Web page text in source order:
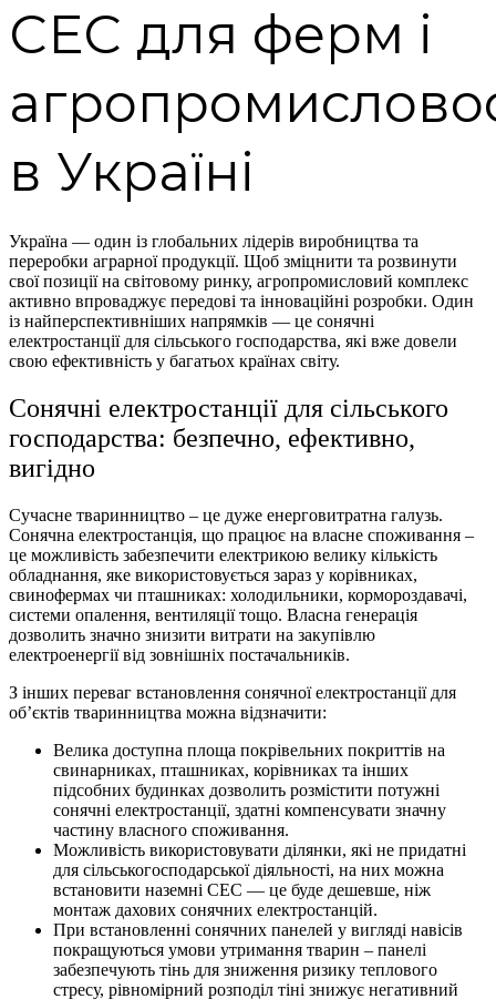
СЕС для ферм і
в Україні
Україна — один із глобальних лідерів виробництва та
переробки аграрної продукції. Щоб зміцнити та розвинути
свої позиції на світовому ринку, агропромисловий комплекс
активно впроваджує передові та інноваційні розробки. Один
із найперспективніших напрямків — це сонячні
електростанції для сільського господарства, які вже довели
свою ефективність у багатьох країнах світу.
Сонячні електростанції для сільського
господарства: безпечно, ефективно,
вигідно
Сучасне тваринництво – це дуже енерговитратна галузь.
Сонячна електростанція, що працює на власне споживання –
це можливість забезпечити електрикою велику кількість
обладнання, яке використовується зараз у корівниках,
свинофермах чи пташниках: холодильники, кормороздавачі,
системи опалення, вентиляції тощо. Власна генерація
дозволить значно знизити витрати на закупівлю
електроенергії від зовнішніх постачальників.
З інших переваг встановлення сонячної електростанції для
об’єктів тваринництва можна відзначити:
Велика доступна площа покрівельних покриттів на
свинарниках, пташниках, корівниках та інших
підсобних будинках дозволить розмістити потужні
сонячні електростанції, здатні компенсувати значну
частину власного споживання.
Можливість використовувати ділянки, які не придатні
для сільськогосподарської діяльності, на них можна
встановити наземні СЕС — це буде дешевше, ніж
монтаж дахових сонячних електростанцій.
При встановленні сонячних панелей у вигляді навісів
покращуються умови утримання тварин – панелі
забезпечують тінь для зниження ризику теплового
стресу, рівномірний розподіл тіні знижує негативний